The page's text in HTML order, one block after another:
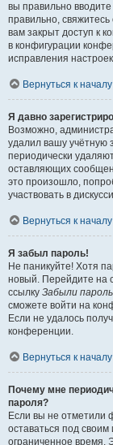
вы правильно
правильно,
вам закрыт доступ к
в конфигурации
исправления
Вернуться к началу
Я давно
Возможно,
удалил вашу учётную
периодически
оставляющих
это произошло,
участвовать в
Вернуться к началу
Я забыл пароль!
Не паникуйте! Хотя
новый. Перейдите на
ссылку Забыли
сможете войти на
Если не удалось
конференции.
Вернуться к началу
Почему мне
пароля?
Если вы не отметили
оставаться под
ограниченное время.